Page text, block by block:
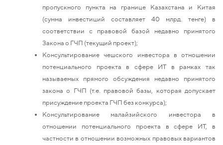
пропускного пункта на границе Казахстана и Китая
(сумма инвестиций составляет 40 млрд. тенге) в
соответствии с правовой базой недавно принятого
Закона о ГЧП (текущий проект);
Консультирование чешского инвестора в отношении
потенциального проекта в сфере ИТ в рамках так
называемых прямого обсуждения недавно принятого
закона о ГЧП (т.е. правовой базы, которая допускает
присуждение проекта ГЧП без конкурса);
Консультирование малайзийского инвестора в
отношении потенциального проекта в сфере ИТ, в
частности в отношении возможных правовых вариантов